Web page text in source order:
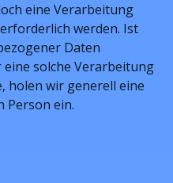
eine Verarbeitung
werden. Ist
Daten
solche Verarbeitung
holen wir generell eine
Person ein.